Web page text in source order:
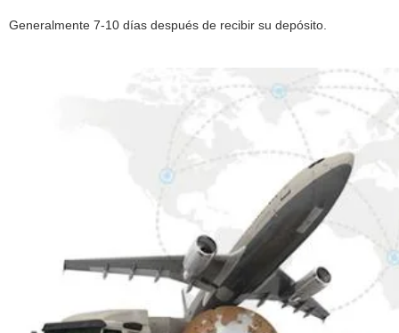
Generalmente 7-10 días después de recibir su depósito.